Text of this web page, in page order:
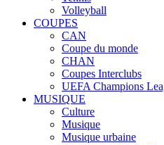
Volleyball
COUPES
CAN
Coupe du monde
CHAN
Coupes Interclubs
UEFA Champions
MUSIQUE
Culture
Musique
Musique urbaine